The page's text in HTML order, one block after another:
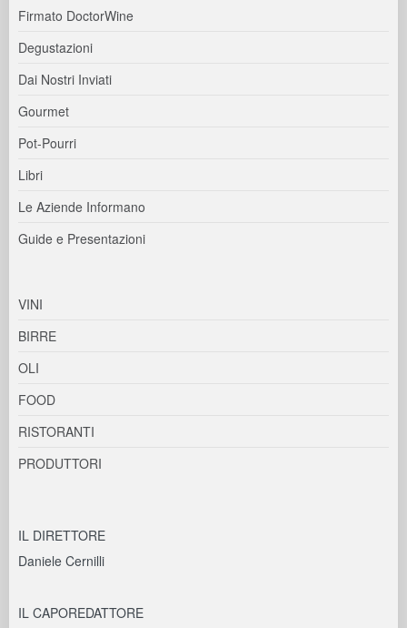
Firmato DoctorWine
Degustazioni
Dai Nostri Inviati
Gourmet
Pot-Pourri
Libri
Le Aziende Informano
Guide e Presentazioni
VINI
BIRRE
OLI
FOOD
RISTORANTI
PRODUTTORI
IL DIRETTORE
Daniele Cernilli
IL CAPOREDATTORE